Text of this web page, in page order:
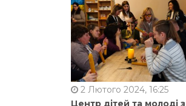
2 Лютого 2024, 16:25
Центр дітей та молоді з